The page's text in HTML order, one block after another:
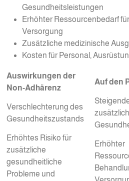
Gesundheitsleistungen
Erhöhter Ressourcenbedarf
Versorgung
Zusätzliche medizinische
Kosten für Personal,
Auswirkungen der
Non-Adhärenz
Auf den
Verschlechterung des
Gesundheitszustands
Erhöhtes Risiko für
zusätzliche
gesundheitliche
Probleme und
Erhöhter